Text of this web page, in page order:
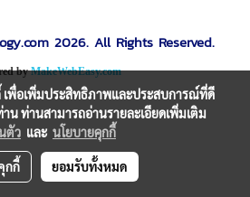
2026. All Rights Reserved.
byMakeWebEasy.com
เพื่อเพิ่มประสิทธิภาพและประสบการณ์ที่ดี
าน ท่านสามารถอ่านรายละเอียดเพิ่มเติม
ตัว และ นโยบายคุกกี้
กกี้ ยอมรับทั้งหมด